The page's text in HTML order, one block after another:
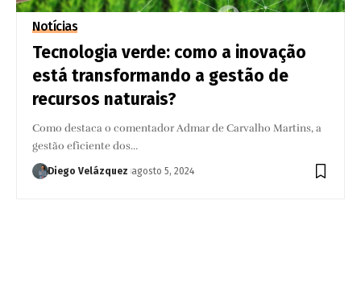
Notícias
Tecnologia verde: como a inovação
está transformando a gestão de
recursos naturais?
Como destaca o comentador Admar de Carvalho Martins, a
gestão eficiente dos…
Diego Velázquez agosto 5, 2024